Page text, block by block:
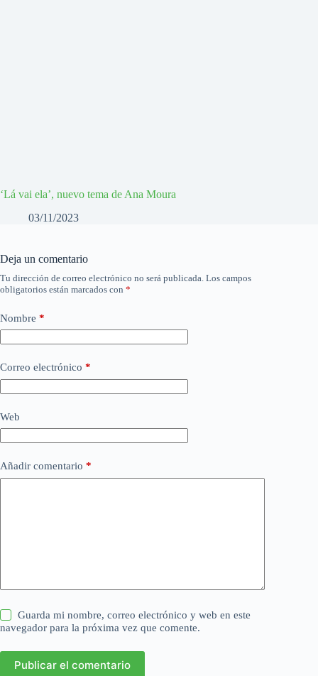
‘Lá vai ela’, nuevo tema de Ana Moura
03/11/2023
Deja un comentario
Tu dirección de correo electrónico no será publicada. Los campos
obligatorios están marcados con *
Nombre *
Correo electrónico *
Web
Añadir comentario *
Guarda mi nombre, correo electrónico y web en este
navegador para la próxima vez que comente.
Publicar el comentario